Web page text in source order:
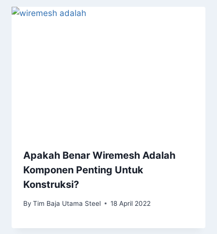
Apakah Benar Wiremesh Adalah
Komponen Penting Untuk
Konstruksi?
By Tim Baja Utama Steel 18 April 2022